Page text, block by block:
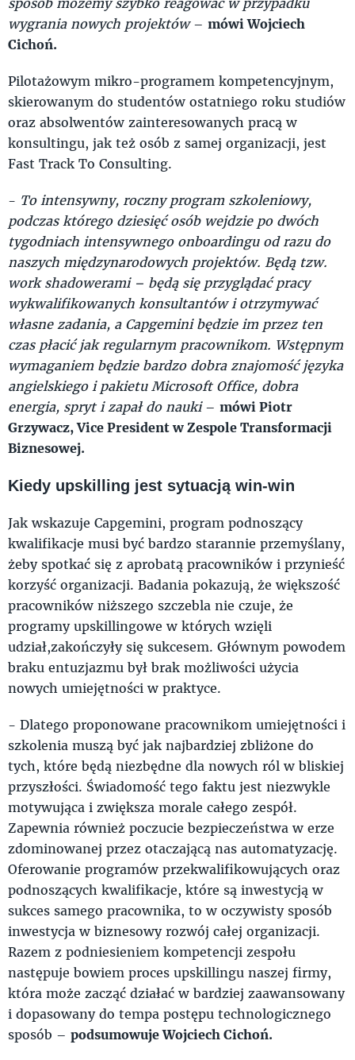
wygrania nowych projektów– mówi Wojciech
Cichoń.
Pilotażowym mikro-programem kompetencyjnym,
skierowanym do studentów ostatniego roku studiów
oraz absolwentów zainteresowanych pracą w
konsultingu, jak też osób z samej organizacji, jest
Fast Track To Consulting.
- To intensywny, roczny program szkoleniowy,
podczas którego dziesięć osób wejdzie po dwóch
tygodniach intensywnego onboardingu od razu do
naszych międzynarodowych projektów. Będą tzw.
work shadowerami – będą się przyglądać pracy
wykwalifikowanych konsultantów i otrzymywać
własne zadania, a Capgemini będzie im przez ten
czas płacić jak regularnym pracownikom. Wstępnym
wymaganiem będzie bardzo dobra znajomość języka
angielskiego i pakietu Microsoft Office, dobra
energia, spryt i zapał do nauki– mówi Piotr
Grzywacz, Vice President w Zespole Transformacji
Biznesowej.
Kiedy upskilling jest sytuacją win-win
Jak wskazuje Capgemini, program podnoszący
kwalifikacje musi być bardzo starannie przemyślany,
żeby spotkać się z aprobatą pracowników i przynieść
korzyść organizacji. Badania pokazują, że większość
pracowników niższego szczebla nie czuje, że
programy upskillingowe w których wzięli
udział,zakończyły się sukcesem. Głównym powodem
braku entuzjazmu był brak możliwości użycia
nowych umiejętności w praktyce.
- Dlatego proponowane pracownikom umiejętności i
szkolenia muszą być jak najbardziej zbliżone do
tych, które będą niezbędne dla nowych ról w bliskiej
przyszłości. Świadomość tego faktu jest niezwykle
motywująca i zwiększa morale całego zespół.
Zapewnia również poczucie bezpieczeństwa w erze
zdominowanej przez otaczającą nas automatyzację.
Oferowanie programów przekwalifikowujących oraz
podnoszących kwalifikacje, które są inwestycją w
sukces samego pracownika, to w oczywisty sposób
inwestycja w biznesowy rozwój całej organizacji.
Razem z podniesieniem kompetencji zespołu
następuje bowiem proces upskillingu naszej firmy,
która może zacząć działać w bardziej zaawansowany
i dopasowany do tempa postępu technologicznego
sposób – podsumowuje Wojciech Cichoń.